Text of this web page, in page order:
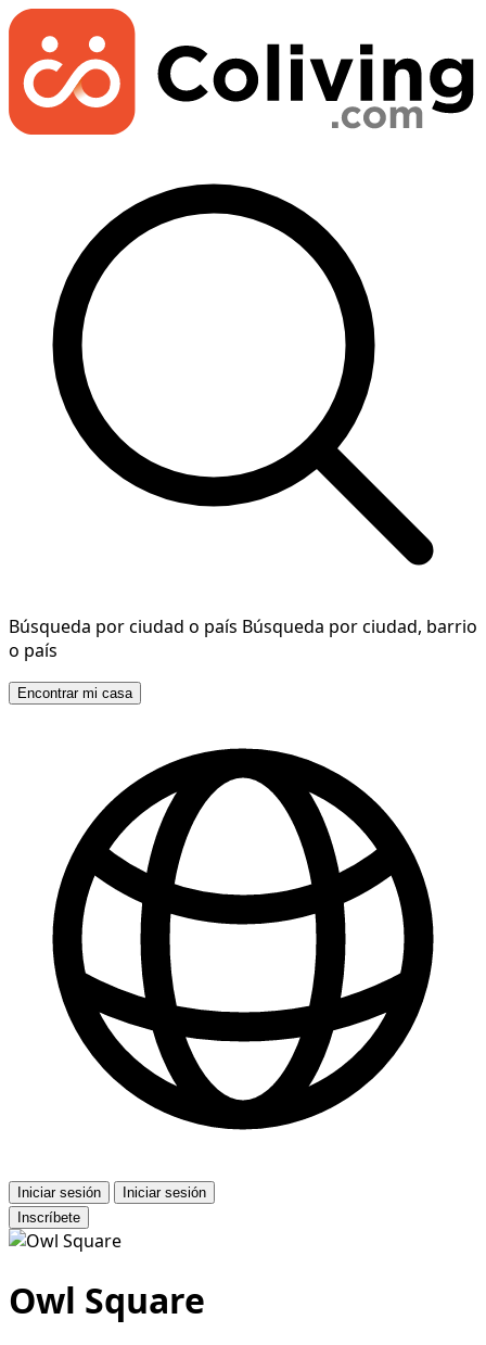
Búsqueda por ciudad o país Búsqueda por ciudad, barrio
o país
Encontrar mi casa
Iniciar sesión
Iniciar sesión
Inscríbete
Owl Square